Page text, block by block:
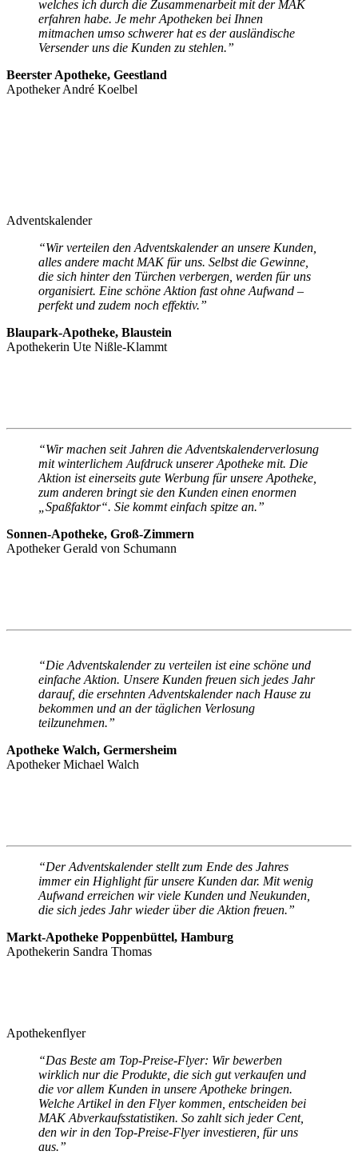
welches ich durch die Zusammenarbeit mit der MAK
erfahren habe. Je mehr Apotheken bei Ihnen
mitmachen umso schwerer hat es der ausländische
Versender uns die Kunden zu stehlen.”
Beerster Apotheke, Geestland
Apotheker André Koelbel
Adventskalender
“Wir verteilen den Adventskalender an unsere Kunden,
alles andere macht MAK für uns. Selbst die Gewinne,
die sich hinter den Türchen verbergen, werden für uns
organisiert. Eine schöne Aktion fast ohne Aufwand –
perfekt und zudem noch effektiv.”
Blaupark-Apotheke, Blaustein
Apothekerin Ute Nißle-Klammt
“Wir machen seit Jahren die Adventskalenderverlosung
mit winterlichem Aufdruck unserer Apotheke mit. Die
Aktion ist einerseits gute Werbung für unsere Apotheke,
zum anderen bringt sie den Kunden einen enormen
„Spaßfaktor“. Sie kommt einfach spitze an.”
Sonnen-Apotheke, Groß-Zimmern
Apotheker Gerald von Schumann
“Die Adventskalender zu verteilen ist eine schöne und
einfache Aktion. Unsere Kunden freuen sich jedes Jahr
darauf, die ersehnten Adventskalender nach Hause zu
bekommen und an der täglichen Verlosung
teilzunehmen.”
Apotheke Walch, Germersheim
Apotheker Michael Walch
“Der Adventskalender stellt zum Ende des Jahres
immer ein Highlight für unsere Kunden dar. Mit wenig
Aufwand erreichen wir viele Kunden und Neukunden,
die sich jedes Jahr wieder über die Aktion freuen.”
Markt-Apotheke Poppenbüttel, Hamburg
Apothekerin Sandra Thomas
Apothekenflyer
“Das Beste am Top-Preise-Flyer: Wir bewerben
wirklich nur die Produkte, die sich gut verkaufen und
die vor allem Kunden in unsere Apotheke bringen.
Welche Artikel in den Flyer kommen, entscheiden bei
MAK Abverkaufsstatistiken. So zahlt sich jeder Cent,
den wir in den Top-Preise-Flyer investieren, für uns
aus.”